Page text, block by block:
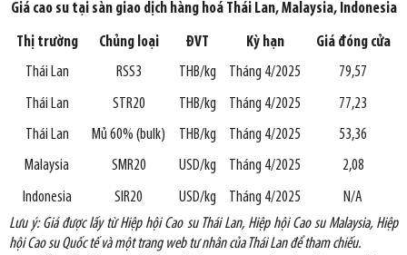
Giá cao su tại sàn giao dịch hàng hoá Thái Lan, Malaysia, Indonesia
Thị trường Chủng loại ĐVT Kỳ hạn
Giá đóng cửa
Thái Lan
RSS3 THB/kg Tháng 4/2025 79,57
Thái Lan STR20 THB/kg Tháng 4/2025
77,23
Thái Lan
Mủ 60% (bulk) THB/kg Tháng 4/2025
53,36
Malaysia
SMR20 USD/kg Tháng 4/2025 2,08
Indonesia SIR20 USD/kg Tháng 4/2025
N/A
Lưu ý: Giá được lấy từ Hiệp hội Caosu Thái Lan, Hiệp hội Cao su Malaysia, Hiệp
hội Cao su Quốc tế và một trang web tư nhân của Thái Lan để tham chiếu.